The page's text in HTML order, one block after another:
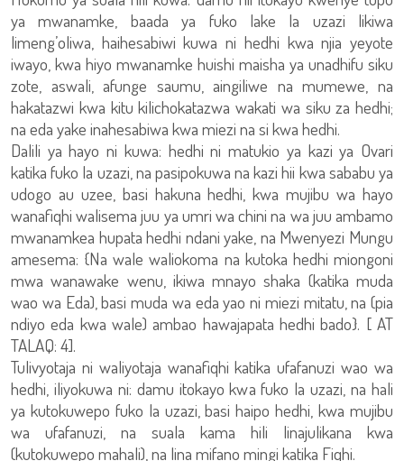
ya mwanamke, baada ya fuko lake la uzazi likiwa
limeng’oliwa, haihesabiwi kuwa ni hedhi kwa njia yeyote
iwayo, kwa hiyo mwanamke huishi maisha ya unadhifu siku
zote, aswali, afunge saumu, aingiliwe na mumewe, na
hakatazwi kwa kitu kilichokatazwa wakati wa siku za hedhi;
na eda yake inahesabiwa kwa miezi na si kwa hedhi.
Dalili ya hayo ni kuwa: hedhi ni matukio ya kazi ya Ovari
katika fuko la uzazi, na pasipokuwa na kazi hii kwa sababu ya
udogo au uzee, basi hakuna hedhi, kwa mujibu wa hayo
wanafiqhi walisema juu ya umri wa chini na wa juu ambamo
mwanamkea hupata hedhi ndani yake, na Mwenyezi Mungu
amesema: {Na wale waliokoma na kutoka hedhi miongoni
mwa wanawake wenu, ikiwa mnayo shaka (katika muda
wao wa Eda), basi muda wa eda yao ni miezi mitatu, na (pia
ndiyo eda kwa wale) ambao hawajapata hedhi bado}. [ AT
TALAQ: 4].
Tulivyotaja ni waliyotaja wanafiqhi katika ufafanuzi wao wa
hedhi, iliyokuwa ni: damu itokayo kwa fuko la uzazi, na hali
ya kutokuwepo fuko la uzazi, basi haipo hedhi, kwa mujibu
wa ufafanuzi, na suala kama hili linajulikana kwa
(kutokuwepo mahali), na lina mifano mingi katika Fiqhi.